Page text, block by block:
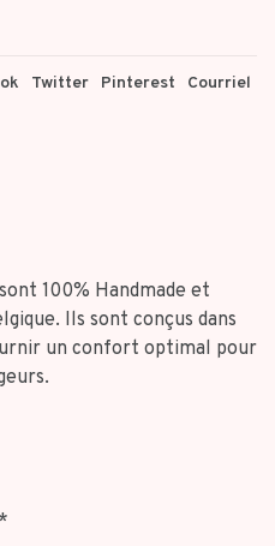
Twitter Pinterest Courriel
100% Handmade et
Ils sont conçus dans
un confort optimal pour